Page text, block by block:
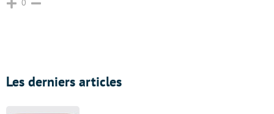
0
Les derniers articles